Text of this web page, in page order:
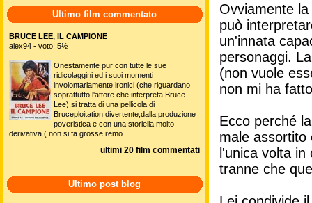
Ovviamente
può
un'innata
personaggi.
(non vuole
non mi ha
Ecco perché
male assortito
l'unica volta in
tranne che
Ultimo film commentato
BRUCE LEE, IL CAMPIONE
alex94 - voto: 5½
Onestamente pur con tutte le sue
ridicolaggini ed i suoi momenti
involontariamente ironici (che riguardano
soprattutto l'attore che interpreta Bruce
Lee),si tratta di una pellicola di
Bruceploitation divertente,dalla produzione
poveristica e con una storiella molto
derivativa ( non si fa grosse remo...
ultimi 20 film commentati
Ultimo post blog